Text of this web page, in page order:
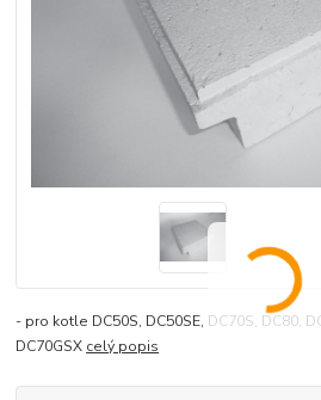
- pro kotle DC50S, DC50SE, DC70S, DC80,
DC70GSX celý popis